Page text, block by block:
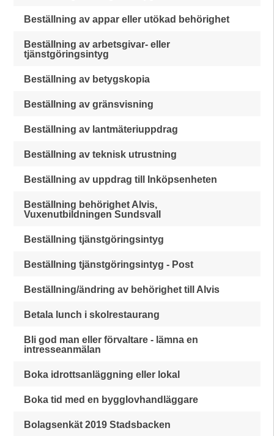
Beställning av appar eller utökad behörighet
Beställning av arbetsgivar- eller
tjänstgöringsintyg
Beställning av betygskopia
Beställning av gränsvisning
Beställning av lantmäteriuppdrag
Beställning av teknisk utrustning
Beställning av uppdrag till Inköpsenheten
Beställning behörighet Alvis,
Vuxenutbildningen Sundsvall
Beställning tjänstgöringsintyg
Beställning tjänstgöringsintyg - Post
Beställning/ändring av behörighet till Alvis
Betala lunch i skolrestaurang
Bli god man eller förvaltare - lämna en
intresseanmälan
Boka idrottsanläggning eller lokal
Boka tid med en bygglovhandläggare
Bolagsenkät 2019 Stadsbacken